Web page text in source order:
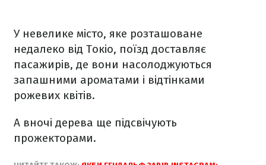
У невелике місто, яке розташоване
недалеко від Токіо, поїзд доставляє
пасажирів, де вони насолоджуються
запашними ароматами і відтінками
рожевих квітів.
А вночі дерева ще підсвічують
прожекторами.